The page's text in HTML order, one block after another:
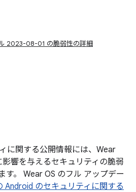
2023-08-01 の脆弱性の詳細
に関する公開情報には、Wear
響を与えるセキュリティの脆弱
す。 Wear OS のフル アップデー
Android のセキュリティに関する